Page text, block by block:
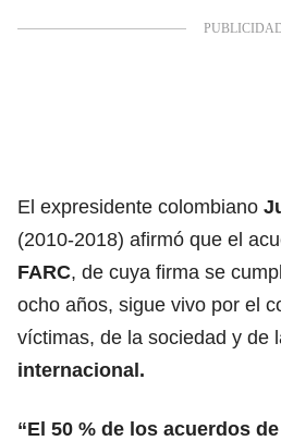
El expresidente colombiano
(2010-2018) afirmó que el
FARC, de cuya firma se
ocho años, sigue vivo por el
víctimas, de la sociedad y de
internacional.
“El 50 % de los acuerdos